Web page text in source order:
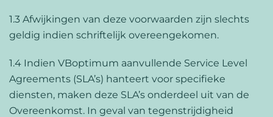
1.3 Afwijkingen van deze voorwaarden zijn slechts
geldig indien schriftelijk overeengekomen.
1.4 Indien VBoptimum aanvullende Service Level
Agreements (SLA’s) hanteert voor specifieke
diensten, maken deze SLA’s onderdeel uit van de
Overeenkomst. In geval van tegenstrijdigheid